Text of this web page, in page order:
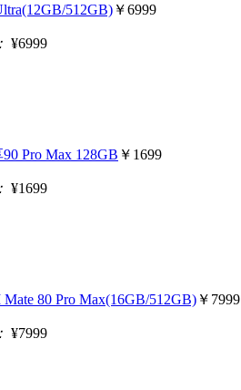
512GB) ￥6999
¥6999
Pro Max 128GB ￥1699
¥1699
80 Pro Max(16GB/512GB) ￥7999
¥7999